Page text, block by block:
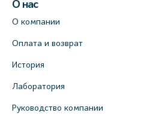
О нас
О компании
Оплата и возврат
История
Лаборатория
Руководство компании